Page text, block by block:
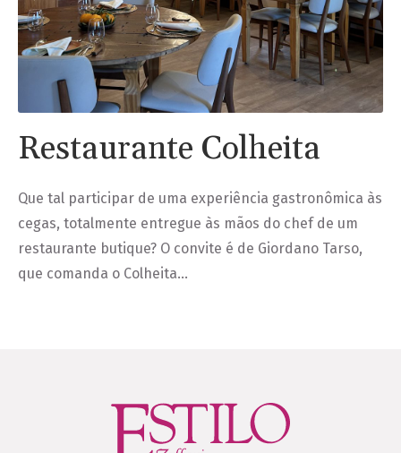
Restaurante Colheita
Que tal participar de uma experiência gastronômica às
cegas, totalmente entregue às mãos do chef de um
restaurante butique? O convite é de Giordano Tarso,
que comanda o Colheita…